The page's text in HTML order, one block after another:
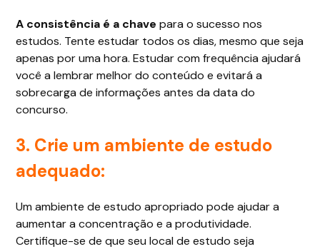
A consistência é a chave para o sucesso nos
estudos. Tente estudar todos os dias, mesmo que seja
apenas por uma hora. Estudar com frequência ajudará
você a lembrar melhor do conteúdo e evitará a
sobrecarga de informações antes da data do
concurso.
3. Crie um ambiente de estudo
adequado:
Um ambiente de estudo apropriado pode ajudar a
aumentar a concentração e a produtividade.
Certifique-se de que seu local de estudo seja